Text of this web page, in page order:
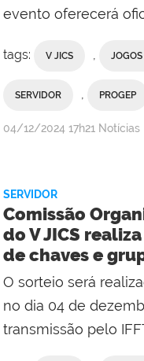
evento oferecerá
tags: V JICS ,
SERVIDOR , PROGEP
por
publicado
04/12/2024 17h21 Notícias
SERVIDOR
Comissão
do V JICS
de chaves e
O sorteio será
no dia 04 de
transmissão pelo